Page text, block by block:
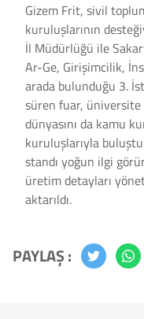
Gizem Frit, sivil
kuruluşlarının
İl Müdürlüğü ile
Ar-Ge, Girişimcilik,
arada bulunduğu 3.
süren fuar, üniversite
dünyasını da kamu
kuruluşlarıyla
standı yoğun ilgi
üretim detayları
aktarıldı.
PAYLAŞ :